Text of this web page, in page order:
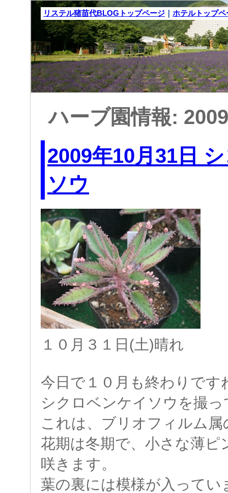
リステル猪苗代BLOGトップページ ｜ ホテルトップペ
ハーブ園情報:
2009年10月31日
ソウ
１０月３１日(土)晴れ
今日で１０月も終わりです
シクロベンケイソウを撮
これは、ブリオフィルム属
花期は冬期で、小さな薄ピ
咲きます。
葉の裏には模様が入ってい